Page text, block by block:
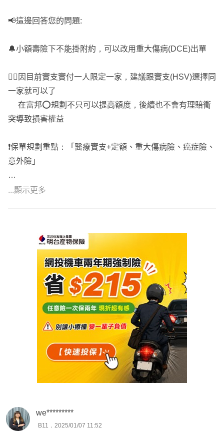
傳送訊息，謝謝您!!
📢這邊回答您的問題:
🔔小額壽險下不能掛附約，可以改用重大傷病(DCE)出單
👍🏻因目前實支實付一人限定一家，建議跟實支(HSV)選擇同
一家就可以了
在富邦⭕規劃不只可以提高額度，後續也不會有理賠衝
突導致損害權益
❗️保單規劃重點：「醫療實支+定額、重大傷病險、癌症險、
意外險」
💊醫療險：
➡️次要規劃『定額給付醫療險』－拉高住院日額能放心住單
人房、同時解決在醫院照顧期間的薪水損失。
💰癌症險、重大傷病險：
現代癌症治療方式非常多元，已不再是絕症，但新式治療的
費用也越來越貴
➡️優先規劃『一次金理賠』－確診罹癌或重大傷病時即可領
到一大筆錢，可自行決定治療方式(標靶藥物、放射治療、
達文西手術…)，同時補貼在家休養的生活開銷。
小朋友活潑好動常發生意外，大人上下班交通容易遇到三
可以解決
➡️意外失能+燒燙傷
...顯示更多
we*********
B11．2025/01/07 11:52